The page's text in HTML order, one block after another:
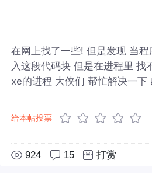
在网上找了一些! 但是发现 当
入这段代码块 但是在进程里 找
xe的进程 大侠们 帮忙解决一下
给本帖投票
924 15 打赏